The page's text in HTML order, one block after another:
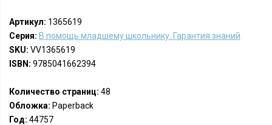
Артикул: 1365619
Серия: В помощь младшему школьнику. Гарантия знаний
SKU: VV1365619
ISBN: 9785041662394
Количество страниц: 48
Обложка: Paperback
Год: 44757